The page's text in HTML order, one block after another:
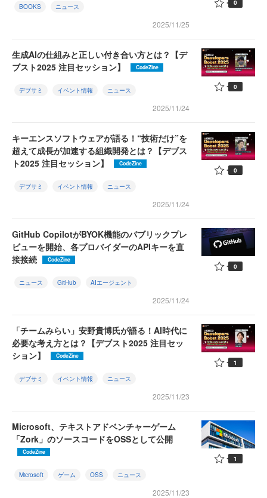
BOOKS ニュース
2025/11/25
0
生成AIの仕組みと正しい付き合い方とは？【デ
ブスト2025 注目セッション】
CodeZine
デブサミ イベント情報 ニュース
2025/11/24
0
キーエンスソフトウェアが語る！“技術だけ”を
超えて成長が加速する組織開発とは？【デブス
ト2025 注目セッション】
CodeZine
デブサミ イベント情報 ニュース
2025/11/24
0
GitHub CopilotがBYOK機能のパブリックプレ
ビューを開始、各プロバイダーのAPIキーを直
接接続
CodeZine
ニュース GitHub AIエージェント
2025/11/24
0
「チームみらい」安野貴博氏が語る！AI時代に
必要な考え方とは？【デブスト2025 注目セッ
ション】
CodeZine
デブサミ イベント情報 ニュース
2025/11/23
1
Microsoft、テキストアドベンチャーゲーム
「Zork」のソースコードをOSSとして公開
CodeZine
Microsoft ゲーム OSS ニュース
2025/11/23
1